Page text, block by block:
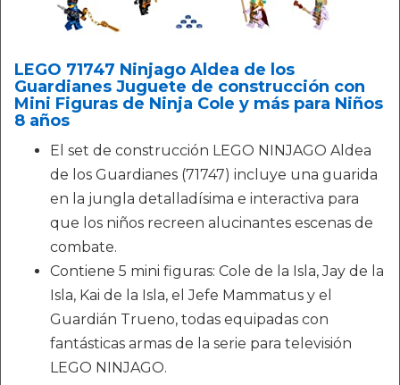
LEGO 71747 Ninjago Aldea de los
Guardianes Juguete de construcción con
Mini Figuras de Ninja Cole y más para Niños
8 años
El set de construcción LEGO NINJAGO Aldea
de los Guardianes (71747) incluye una guarida
en la jungla detalladísima e interactiva para
que los niños recreen alucinantes escenas de
combate.
Contiene 5 mini figuras: Cole de la Isla, Jay de la
Isla, Kai de la Isla, el Jefe Mammatus y el
Guardián Trueno, todas equipadas con
fantásticas armas de la serie para televisión
LEGO NINJAGO.